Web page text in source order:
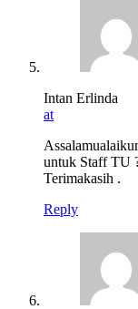
Intan Erlinda
at
untuk Staff TU
Terimakasih .
Reply